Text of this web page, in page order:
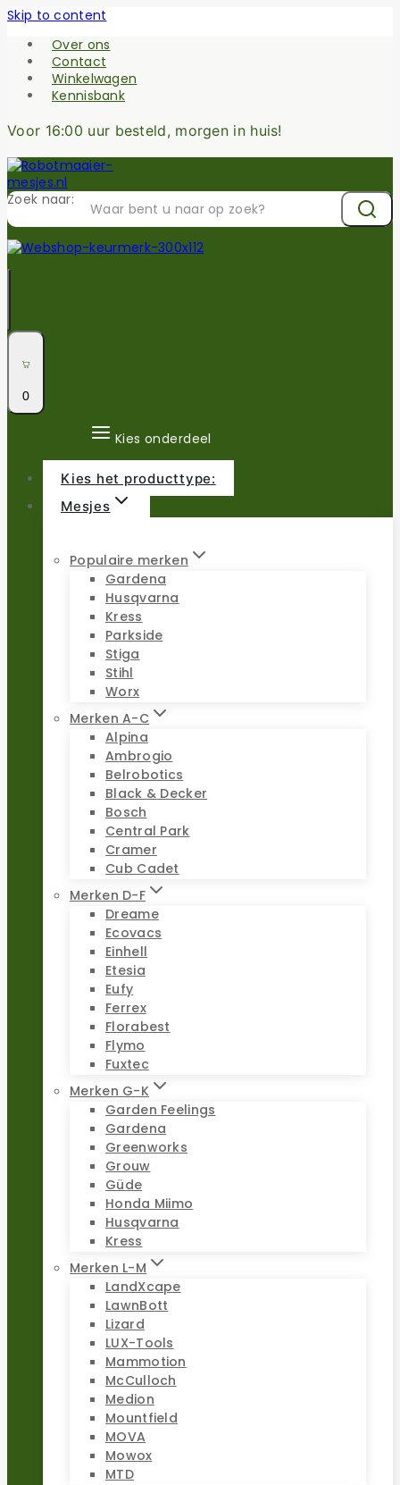
Skip to content
Over ons
Contact
Winkelwagen
Kennisbank
Voor 16:00 uur besteld, morgen in huis!
Zoek naar:
0
Kies onderdeel
Kies het producttype:
Mesjes
Populaire merken
Gardena
Husqvarna
Kress
Parkside
Stiga
Stihl
Worx
Merken A-C
Alpina
Ambrogio
Belrobotics
Black & Decker
Bosch
Central Park
Cramer
Cub Cadet
Merken D-F
Dreame
Ecovacs
Einhell
Etesia
Eufy
Ferrex
Florabest
Flymo
Fuxtec
Merken G-K
Garden Feelings
Gardena
Greenworks
Grouw
Güde
Honda Miimo
Husqvarna
Kress
Merken L-M
LandXcape
LawnBott
Lizard
LUX-Tools
Mammotion
McCulloch
Medion
Mountfield
MOVA
Mowox
MTD